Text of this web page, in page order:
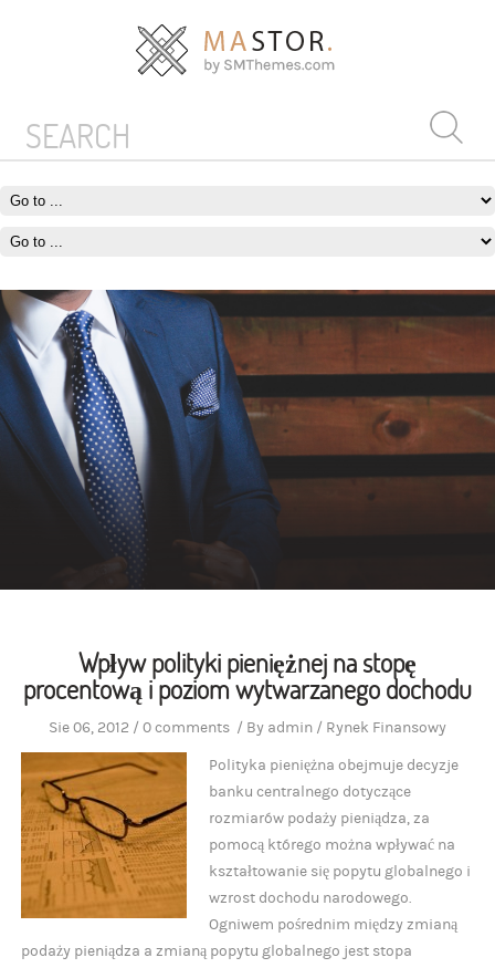
Wpływ polityki pieniężnej na stopę
procentową i poziom wytwarzanego dochodu
Sie 06, 2012 /0 comments/ By admin/ Rynek Finansowy
Polityka pieniężna obejmuje decyzje
banku centralnego dotyczące
rozmiarów podaży pieniądza, za
pomocą którego można wpływać na
kształtowanie się popytu globalnego i
wzrost dochodu narodowego.
Ogniwem pośrednim między zmianą
podaży pieniądza a zmianą popytu globalnego jest stopa